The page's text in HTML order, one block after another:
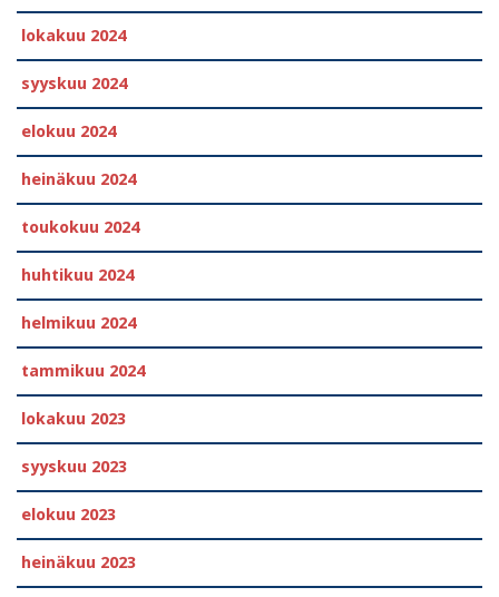
lokakuu 2024
syyskuu 2024
elokuu 2024
heinäkuu 2024
toukokuu 2024
huhtikuu 2024
helmikuu 2024
tammikuu 2024
lokakuu 2023
syyskuu 2023
elokuu 2023
heinäkuu 2023